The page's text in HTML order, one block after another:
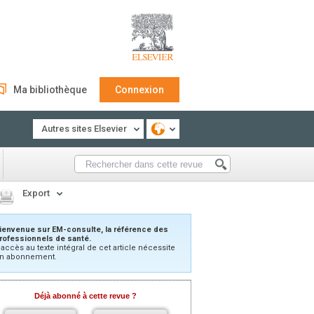
Ma bibliothèque Connexion
Autres sites Elsevier
Export
sur EM-consulte, la référence des
de santé.
au texte intégral de cet article nécessite
abonnement.
Déjà abonné à cette revue ?